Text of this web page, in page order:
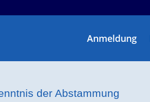
Anmeldung
der Abstammung